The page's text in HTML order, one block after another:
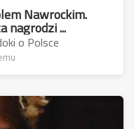
Nawrockim.
nagrodzi ...
o Polsce